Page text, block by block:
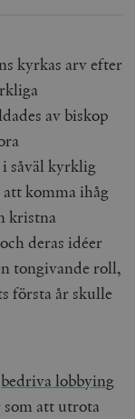
kyrkas arv efter
av biskop
i såväl kyrklig
komma ihåg
kristna
deras idéer
tongivande roll,
första år skulle
bedriva lobbying
att utrota